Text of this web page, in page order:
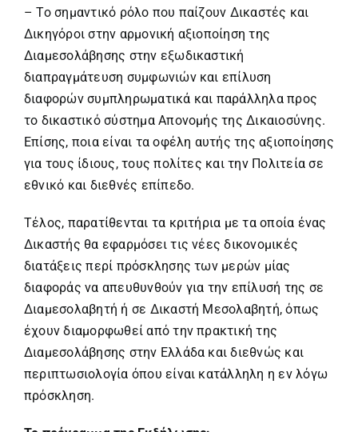
– Το σημαντικό ρόλο που παίζουν Δικαστές και
Δικηγόροι στην αρμονική αξιοποίηση της
Διαμεσολάβησης στην εξωδικαστική
διαπραγμάτευση συμφωνιών και επίλυση
διαφορών συμπληρωματικά και παράλληλα προς
το δικαστικό σύστημα Απονομής της Δικαιοσύνης.
Επίσης, ποια είναι τα οφέλη αυτής της αξιοποίησης
για τους ίδιους, τους πολίτες και την Πολιτεία σε
εθνικό και διεθνές επίπεδο.
Τέλος, παρατίθενται τα κριτήρια με τα οποία ένας
Δικαστής θα εφαρμόσει τις νέες δικονομικές
διατάξεις περί πρόσκλησης των μερών μίας
διαφοράς να απευθυνθούν για την επίλυσή της σε
Διαμεσολαβητή ή σε Δικαστή Μεσολαβητή, όπως
έχουν διαμορφωθεί από την πρακτική της
Διαμεσολάβησης στην Ελλάδα και διεθνώς και
περιπτωσιολογία όπου είναι κατάλληλη η εν λόγω
πρόσκληση.